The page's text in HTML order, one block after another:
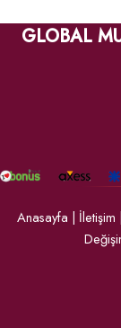
GLOBAL
Anasayfa | İletişim |